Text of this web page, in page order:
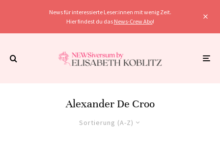
News für interessierte Leser:innen mit wenig Zeit.
Hier findest du das News-Crew Abo!
Alexander De Croo
Sortierung (A-Z)